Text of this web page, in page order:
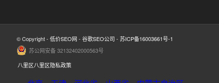
© Copyright - 低价SEO网 - 谷歌SEO公司 - 苏ICP备16003661号-1
苏公网安备 32132402000563号
八里区八里区隐私政策